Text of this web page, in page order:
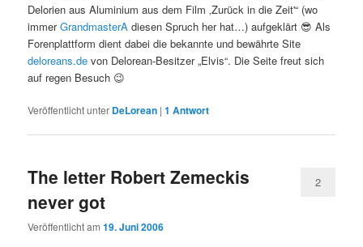
Delorien aus Aluminium aus dem Film ‚Zurück in die Zeit'“ (wo
immerGrandmasterA diesen Spruch her hat…) aufgeklärt 😎 Als
Forenplattform dient dabei die bekannte und bewährte Site
deloreans.de von Delorean-Besitzer „Elvis“. Die Seite freut sich
auf regen Besuch 😉
Veröffentlicht unter DeLorean |1 Antwort
The letter Robert Zemeckis
never got
Veröffentlicht am19. Juni 2006
2